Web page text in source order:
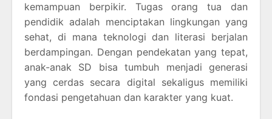
kemampuan berpikir. Tugas orang tua dan
pendidik adalah menciptakan lingkungan yang
sehat, di mana teknologi dan literasi berjalan
berdampingan. Dengan pendekatan yang tepat,
anak-anak SD bisa tumbuh menjadi generasi
yang cerdas secara digital sekaligus memiliki
fondasi pengetahuan dan karakter yang kuat.